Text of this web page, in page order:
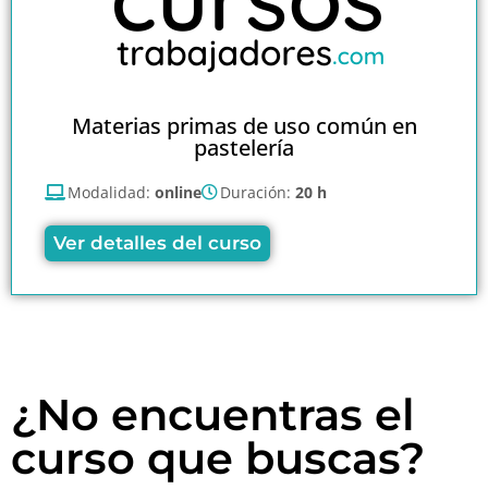
Materias primas de uso común en
pastelería
Modalidad: online Duración: 20 h
Ver detalles del curso
¿No encuentras el
curso que buscas?